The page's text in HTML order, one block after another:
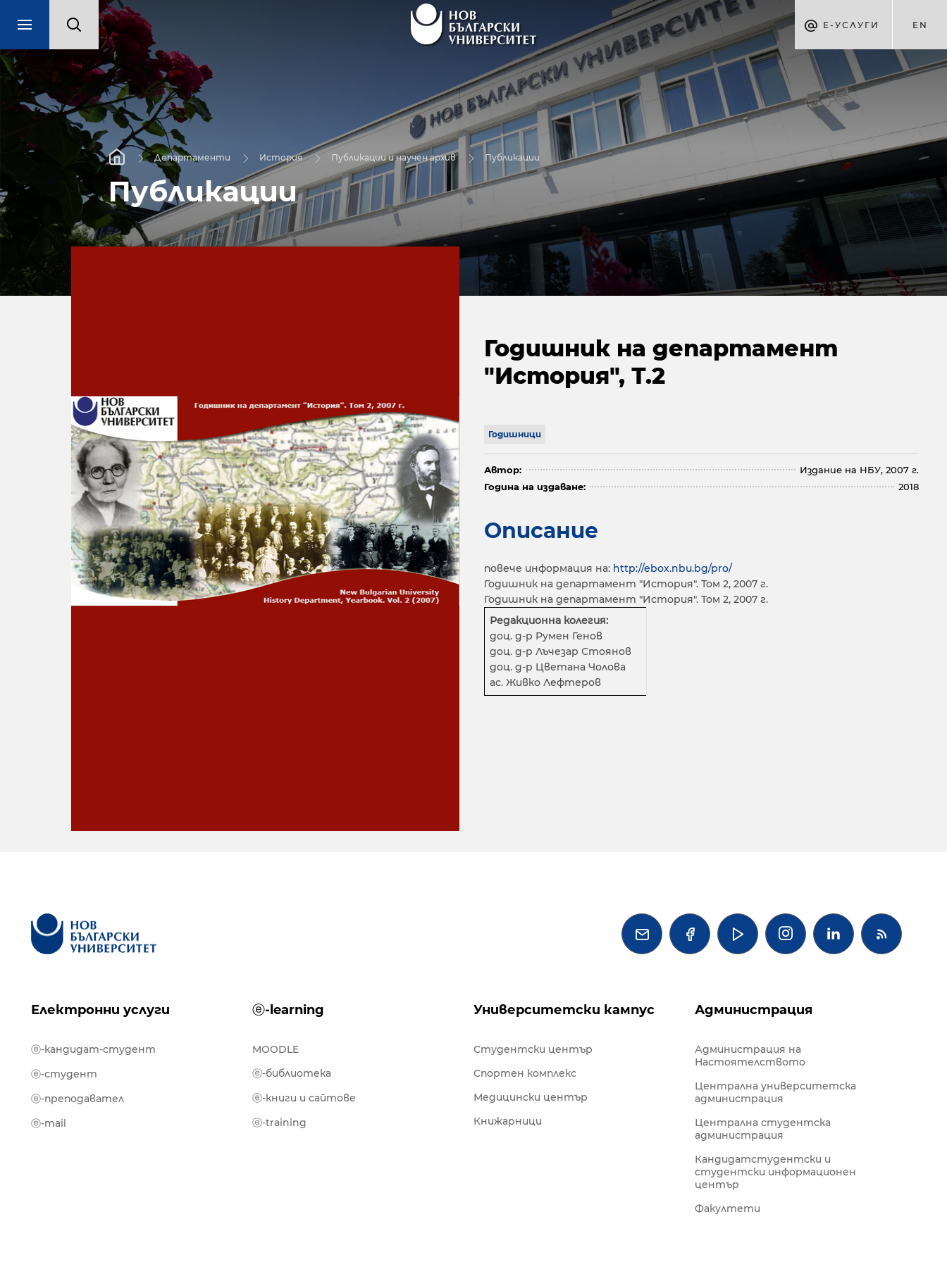
Е-УСЛУГИ EN
Департаменти История Публикации и научен архив Публикации
Публикации
Годишник на департамент
"История", Т.2
Годишници
Автор:
Издание на НБУ, 2007 г.
Година на издаване:
2018
Описание
повече информация на: http://ebox.nbu.bg/pro/
Годишник на департамент "История". Том 2, 2007 г.
Годишник на департамент "История". Том 2, 2007 г.
Редакционна колегия:
доц. д-р Румен Генов
доц. д-р Лъчезар Стоянов
доц. д-р Цветана Чолова
ас. Живко Лефтеров
   
Електронни услуги ⓔ-learning Университетски кампус Администрация
ⓔ-кандидат-студент
ⓔ-студент
ⓔ-преподавател
ⓔ-mail
MOODLE
ⓔ-библиотека
ⓔ-книги и сайтове
ⓔ-training
Студентски център
Спортен комплекс
Медицински център
Книжарници
Администрация на
Настоятелството
Централна университетска
администрация
Централна студентска
администрация
Кандидатстудентски и
студентски информационен
център
Факултети